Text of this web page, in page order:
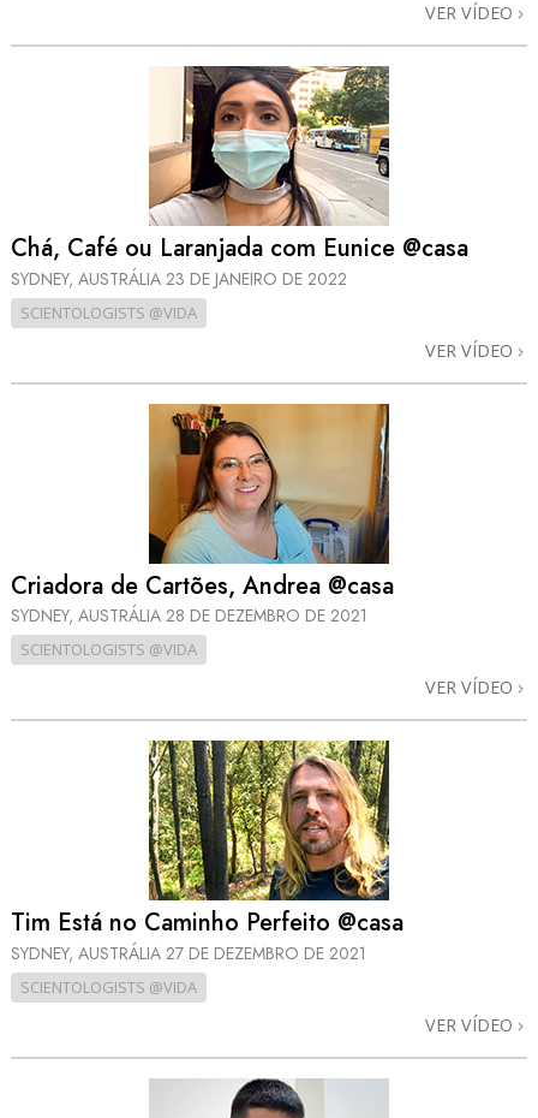
VER VÍDEO
Chá, Café ou Laranjada com Eunice @casa
SYDNEY, AUSTRÁLIA 23 DE JANEIRO DE 2022
SCIENTOLOGISTS @VIDA
VER VÍDEO
Criadora de Cartões, Andrea @casa
SYDNEY, AUSTRÁLIA 28 DE DEZEMBRO DE 2021
SCIENTOLOGISTS @VIDA
VER VÍDEO
Tim Está no Caminho Perfeito @casa
SYDNEY, AUSTRÁLIA 27 DE DEZEMBRO DE 2021
SCIENTOLOGISTS @VIDA
VER VÍDEO